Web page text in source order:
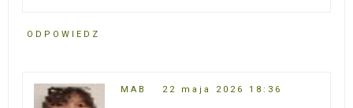
ODPOWIEDZ
MAB 22 maja 2026 18:36